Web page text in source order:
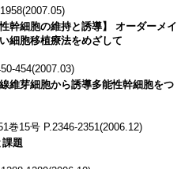
幹細胞の維持と誘導】 オーダーメイ
細胞移植療法をめざして
454(2007.03)
維芽細胞から誘導多能性幹細胞をつ
巻15号 P.2346-2351(2006.12)
題